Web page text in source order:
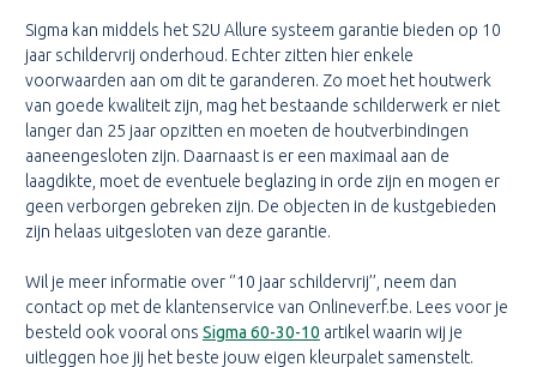
Sigma kan middels het S2U Allure systeem garantie bieden op 10
jaar schildervrij onderhoud. Echter zitten hier enkele
voorwaarden aan om dit te garanderen. Zo moet het houtwerk
van goede kwaliteit zijn, mag het bestaande schilderwerk er niet
langer dan 25 jaar opzitten en moeten de houtverbindingen
aaneengesloten zijn. Daarnaast is er een maximaal aan de
laagdikte, moet de eventuele beglazing in orde zijn en mogen er
geen verborgen gebreken zijn. De objecten in de kustgebieden
zijn helaas uitgesloten van deze garantie.
Wil je meer informatie over ‘’10 jaar schildervrij’’, neem dan
contact op met de klantenservice van Onlineverf.be. Lees voor je
besteld ook vooral ons Sigma 60-30-10 artikel waarin wij je
uitleggen hoe jij het beste jouw eigen kleurpalet samenstelt.